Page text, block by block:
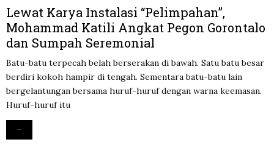
Lewat Karya Instalasi “Pelimpahan”,
Mohammad Katili Angkat Pegon Gorontalo
dan Sumpah Seremonial
Batu-batu terpecah belah berserakan di bawah. Satu batu besar
berdiri kokoh hampir di tengah. Sementara batu-batu lain
bergelantungan bersama huruf-huruf dengan warna keemasan.
Huruf-huruf itu